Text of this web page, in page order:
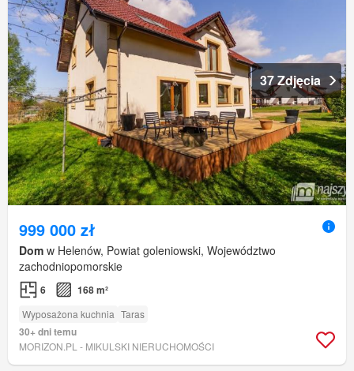
37 Zdjęcia
999 000 zł
Dom w Helenów, Powiat goleniowski, Województwo
zachodniopomorskie
6 168 m²
Wyposażona kuchnia Taras
30+ dni temu
MORIZON.PL - MIKULSKI NIERUCHOMOŚCI